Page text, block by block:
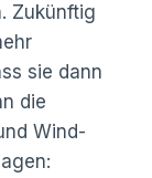
Zukünftig
sie dann
die
Wind-